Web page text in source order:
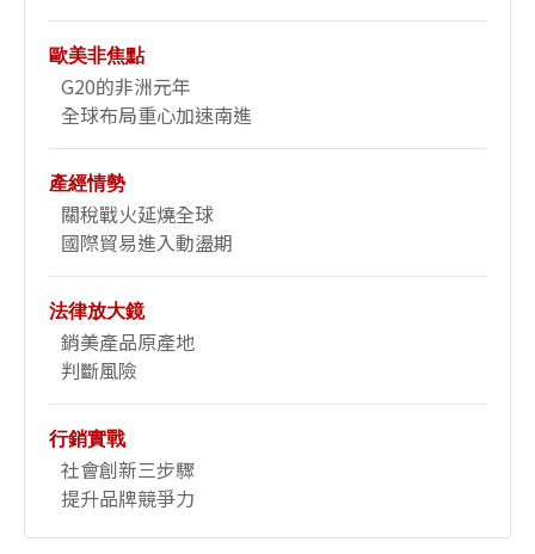
歐美非焦點
G20的非洲元年
全球布局重心加速南進
產經情勢
關稅戰火延燒全球
國際貿易進入動盪期
法律放大鏡
銷美產品原產地
判斷風險
行銷實戰
社會創新三步驟
提升品牌競爭力